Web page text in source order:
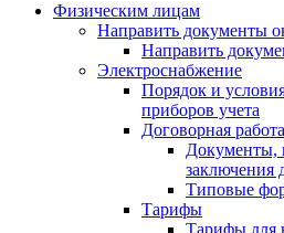
Физическим лицам
Направить документы
Направить
Электроснабжение
Порядок и
приборов учета
Договорная работа
Документы,
заключения
Типовые
Тарифы